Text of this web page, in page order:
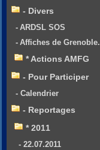
- Divers
- ARDSL SOS
- Affiches de Grenoble.
* Actions AMFG
- Pour Participer
- Calendrier
- Reportages
* 2011
- 22.07.2011